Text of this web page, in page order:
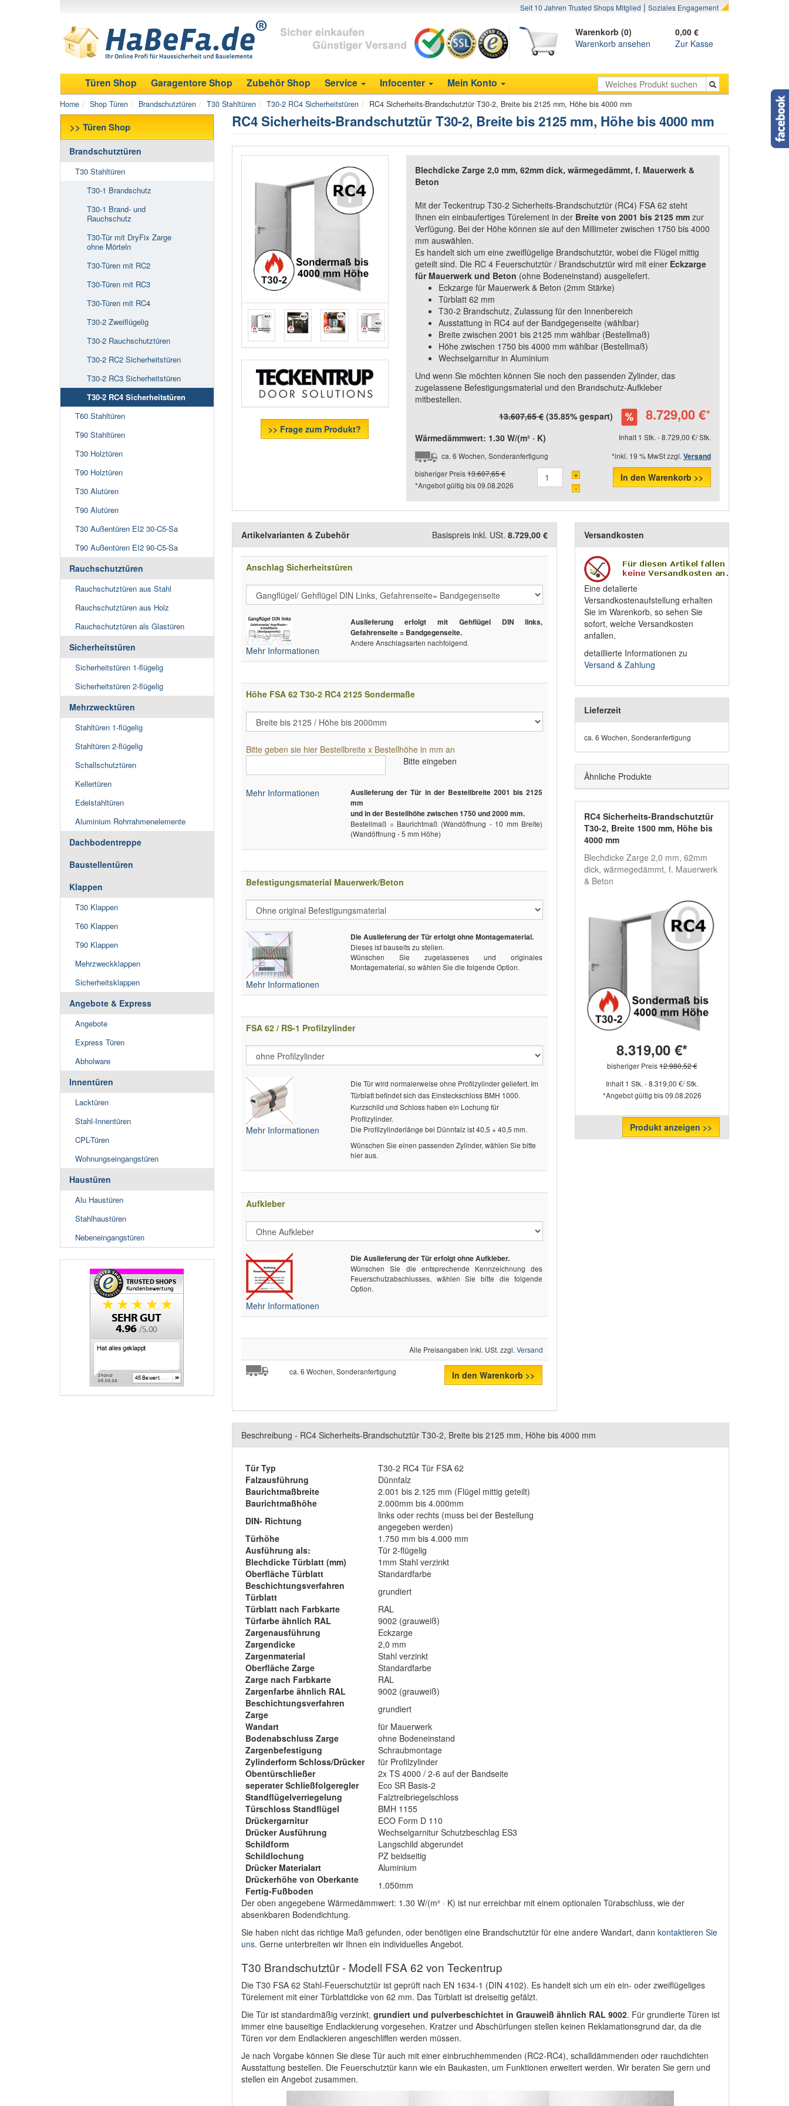
Seit 10 Jahren Trusted Shops Mitglied | Soziales Engagement
Warenkorb (0)
0,00 €
Warenkorb ansehen
Zur Kasse
Türen Shop Garagentore Shop Zubehör Shop Service Infocenter Mein Konto
Home Shop Türen Brandschutztüren T30 Stahltüren T30-2 RC4 Sicherheitstüren RC4 Sicherheits-Brandschutztür T30-2, Breite bis 2125 mm, Höhe bis 4000 mm
>> Türen Shop
Brandschutztüren
T30 Stahltüren
T30-1 Brandschutz
T30-1 Brand- und
Rauchschutz
T30-Tür mit DryFix Zarge
ohne Mörteln
T30-Türen mit RC2
T30-Türen mit RC3
T30-Türen mit RC4
T30-2 Zweiflügelig
T30-2 Rauchschutztüren
T30-2 RC2 Sicherheitstüren
T30-2 RC3 Sicherheitstüren
T30-2 RC4 Sicherheitstüren
T60 Stahltüren
T90 Stahltüren
T30 Holztüren
T90 Holztüren
T30 Alutüren
T90 Alutüren
T30 Außentüren EI2 30-C5-Sa
T90 Außentüren EI2 90-C5-Sa
Rauchschutztüren
Rauchschutztüren aus Stahl
Rauchschutztüren aus Holz
Rauchschutztüren als Glastüren
Sicherheitstüren
Sicherheitstüren 1-flügelig
Sicherheitstüren 2-flügelig
Mehrzwecktüren
Stahltüren 1-flügelig
Stahltüren 2-flügelig
Schallschutztüren
Kellertüren
Edelstahltüren
Aluminium Rohrrahmenelemente
Dachbodentreppe
Baustellentüren
Klappen
T30 Klappen
T60 Klappen
T90 Klappen
Mehrzweckklappen
Sicherheitsklappen
Angebote & Express
Angebote
Express Türen
Abholware
Innentüren
Lacktüren
Stahl-Innentüren
CPL-Türen
Wohnungseingangstüren
Haustüren
Alu Haustüren
Stahlhaustüren
Nebeneingangstüren
RC4 Sicherheits-Brandschutztür T30-2, Breite bis 2125 mm, Höhe bis 4000 mm
>> Frage zum Produkt?
Blechdicke Zarge 2,0 mm, 62mm dick, wärmegedämmt, f. Mauerwerk &
Beton
Mit der Teckentrup T30-2 Sicherheits-Brandschutztür (RC4) FSA 62 steht
Ihnen ein einbaufertiges Türelement in der Breite von 2001 bis 2125 mm zur
Verfügung. Bei der Höhe können sie auf den Millimeter zwischen 1750 bis 4000
mm auswählen.
Es handelt sich um eine zweiflügelige Brandschutztür, wobei die Flügel mittig
geteilt sind. Die RC 4 Feuerschutztür / Brandschutztür wird mit einer Eckzarge
für Mauerwerk und Beton (ohne Bodeneinstand) ausgeliefert.
Eckzarge für Mauerwerk & Beton (2mm Stärke)
Türblatt 62 mm
T30-2 Brandschutz, Zulassung für den Innenbereich
Ausstattung in RC4 auf der Bandgegenseite (wählbar)
Breite zwischen 2001 bis 2125 mm wählbar (Bestellmaß)
Höhe zwischen 1750 bis 4000 mm wählbar (Bestellmaß)
Wechselgarnitur in Aluminium
Und wenn Sie möchten können Sie noch den passenden Zylinder, das
zugelassene Befestigungsmaterial und den Brandschutz-Aufkleber
mitbestellen.
13.607,65 €(35.85% gespart) 8.729,00 €*
Wärmedämmwert: 1.30 W/(m² · K)
Inhalt 1 Stk. - 8.729,00 €/ Stk.
ca. 6 Wochen, Sonderanfertigung
*inkl. 19 % MwSt zzgl.Versand
bisheriger Preis13.607,65 €
*Angebot gültig bis09.08.2026
+
-
In den Warenkorb >>
Artikelvarianten & Zubehör Basispreis inkl. USt.8.729,00 €
Anschlag Sicherheitstüren
Mehr Informationen
Auslieferung erfolgt mit Gehflügel DIN links,
Gefahrenseite = Bandgegenseite.
Andere Anschlagsarten nachfolgend.
Höhe FSA 62 T30-2 RC4 2125 Sondermaße
Bitte geben sie hier Bestellbreite x Bestellhöhe in mm an
Bitte eingeben
Mehr Informationen
Auslieferung der Tür in der Bestellbreite 2001 bis 2125
mm
und in der Bestellhöhe zwischen 1750 und 2000 mm.
Bestellmaß = Baurichtmaß (Wandöffnung - 10 mm Breite)
(Wandöffnung - 5 mm Höhe)
Befestigungsmaterial Mauerwerk/Beton
Mehr Informationen
Die Auslieferung der Tür erfolgt ohne Montagematerial.
Dieses ist bauseits zu stellen.
Wünschen Sie zugelassenes und originales
Montagematerial, so wählen Sie die folgende Option.
FSA 62 / RS-1 Profilzylinder
Mehr Informationen
Die Tür wird normalerweise ohne Profilzylinder geliefert. Im
Türblatt befindet sich das Einsteckschloss BMH 1000.
Kurzschild und Schloss haben ein Lochung für
Profilzylinder.
Die Profilzylinderlänge bei Dünnfalz ist 40,5 + 40,5 mm.
Wünschen Sie einen passenden Zylinder, wählen Sie bitte
hier aus.
Aufkleber
Mehr Informationen
Die Auslieferung der Tür erfolgt ohne Aufkleber.
Wünschen Sie die entsprechende Kennzeichnung des
Feuerschutzabschlusses, wählen Sie bitte die folgende
Option.
Alle Preisangaben inkl. USt. zzgl. Versand
ca. 6 Wochen, Sonderanfertigung In den Warenkorb >>
Versandkosten
Eine detalierte
Versandkostenaufstellung erhalten
Sie im Warenkorb, so sehen Sie
sofort, welche Versandkosten
anfallen.
detaillierte Informationen zu
Versand & Zahlung
Lieferzeit
ca. 6 Wochen, Sonderanfertigung
Ähnliche Produkte
RC4 Sicherheits-Brandschutztür
T30-2, Breite 1500 mm, Höhe bis
4000 mm
Blechdicke Zarge 2,0 mm, 62mm
dick, wärmegedämmt, f. Mauerwerk
& Beton
8.319,00 €*
bisheriger Preis12.980,52 €
Inhalt 1 Stk. - 8.319,00 €/ Stk.
*Angebot gültig bis 09.08.2026
Produkt anzeigen >>
Beschreibung - RC4 Sicherheits-Brandschutztür T30-2, Breite bis 2125 mm, Höhe bis 4000 mm
Tür Typ
T30-2 RC4 Tür FSA 62
Falzausführung
Dünnfalz
Baurichtmaßbreite
2.001 bis 2.125 mm (Flügel mittig geteilt)
Baurichtmaßhöhe
2.000mm bis 4.000mm
DIN- Richtung
links oder rechts (muss bei der Bestellung
angegeben werden)
Türhöhe
1.750 mm bis 4.000 mm
Ausführung als:
Tür 2-flügelig
Blechdicke Türblatt (mm)
1mm Stahl verzinkt
Oberfläche Türblatt
Standardfarbe
Beschichtungsverfahren
Türblatt
grundiert
Türblatt nach Farbkarte
RAL
Türfarbe ähnlich RAL
9002 (grauweiß)
Zargenausführung
Eckzarge
Zargendicke
2,0 mm
Zargenmaterial
Stahl verzinkt
Oberfläche Zarge
Standardfarbe
Zarge nach Farbkarte
RAL
Zargenfarbe ähnlich RAL
9002 (grauweiß)
Beschichtungsverfahren
Zarge
grundiert
Wandart
für Mauerwerk
Bodenabschluss Zarge
ohne Bodeneinstand
Zargenbefestigung
Schraubmontage
Zylinderform Schloss/Drücker
Obentürschließer
seperater Schließfolgeregler
für Profilzylinder
2x TS 4000 / 2-6 auf der Bandseite
Eco SR Basis-2
Standflügelverriegelung
Türschloss Standflügel
Drückergarnitur
Falztreibriegelschloss
BMH 1155
ECO Form D 110
Drücker Ausführung
Wechselgarnitur Schutzbeschlag ES3
Schildform
Langschild abgerundet
Schildlochung
PZ beidseitig
Drücker Materialart
Aluminium
Drückerhöhe von Oberkante
Fertig-Fußboden
1.050mm
Der oben angegebene Wärmedämmwert: 1.30 W/(m² · K) ist nur erreichbar mit einem optionalen Türabschluss, wie der
absenkbaren Bodendichtung.
Sie haben nicht das richtige Maß gefunden, oder benötigen eine Brandschutztür für eine andere Wandart, dann kontaktieren Sie
uns. Gerne unterbreiten wir Ihnen ein individuelles Angebot.
T30 Brandschutztür - Modell FSA 62 von Teckentrup
Die T30 FSA 62 Stahl-Feuerschutztür ist geprüft nach EN 1634-1 (DIN 4102). Es handelt sich um ein ein- oder zweiflügeliges
Türelement mit einer Türblattdicke von 62 mm. Das Türblatt ist dreiseitig gefälzt.
Die Tür ist standardmäßig verzinkt, grundiert und pulverbeschichtet in Grauweiß ähnlich RAL 9002. Für grundierte Türen ist
immer eine bauseitige Endlackierung vorgesehen. Kratzer und Abschürfungen stellen keinen Reklamationsgrund dar, da die
Türen vor dem Endlackieren angeschliffen werden müssen.
Je nach Vorgabe können Sie diese Tür auch mit einer einbruchhemmenden (RC2-RC4), schalldämmenden oder rauchdichten
Ausstattung bestellen. Die Feuerschutztür kann wie ein Baukasten, um Funktionen erweitert werden. Wir beraten Sie gern und
stellen ein Angebot zusammen.